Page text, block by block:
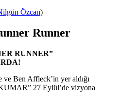
Özcan)
Runner
RUNNER”
Ben Affleck’in yer aldığı
27 Eylül’de vizyona